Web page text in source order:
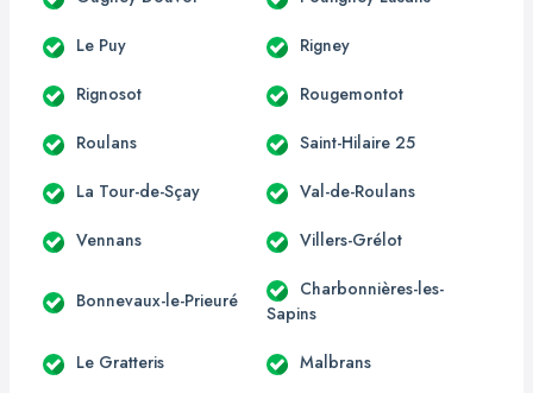
Le Puy Rigney
Rignosot Rougemontot
Roulans Saint-Hilaire 25
La Tour-de-Sçay Val-de-Roulans
Vennans Villers-Grélot
Bonnevaux-le-Prieuré
Charbonnières-les-
Sapins
Le Gratteris Malbrans